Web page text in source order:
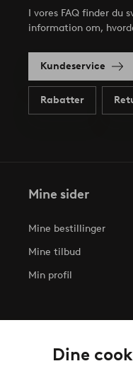
Dine
I vores FAQ finder du
information om,
Kundeservice
Rabatter
Mine sider
Mine bestillinger
Mine tilbud
Min profil